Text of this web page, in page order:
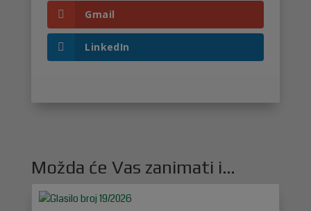
Gmail
LinkedIn
Možda će Vas zanimati i…